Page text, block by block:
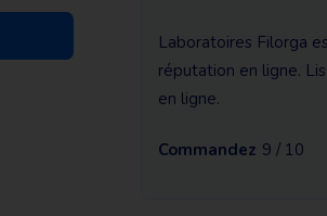
Laboratoires Filorga
réputation en ligne.
en ligne.
Commandez 9 / 10